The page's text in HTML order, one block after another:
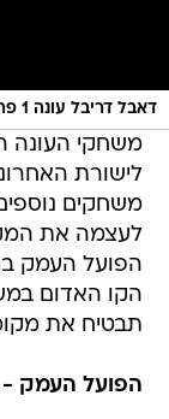
דאבל דריבל עונה 1 פרק 53
משחקי העונה
לישורת
משחקים
לעצמה את
הפועל העמק
הקו האדום
תבטיח את
הפועל העמק -